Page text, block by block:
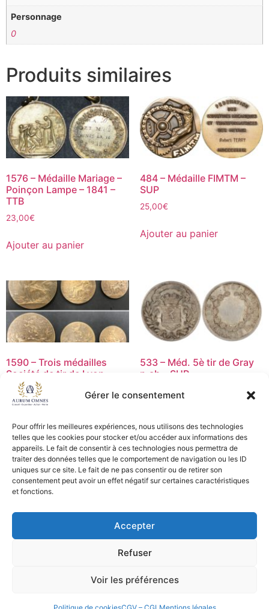
Gérer le consentement
Pour offrir les meilleures expériences, nous utilisons des technologies
telles que les cookies pour stocker et/ou accéder aux informations des
appareils. Le fait de consentir à ces technologies nous permettra de
traiter des données telles que le comportement de navigation ou les ID
uniques sur ce site. Le fait de ne pas consentir ou de retirer son
consentement peut avoir un effet négatif sur certaines caractéristiques
et fonctions.
Accepter
Refuser
Voir les préférences
Personnage
0
Produits similaires
1576 – Médaille Mariage –
Poinçon Lampe – 1841 –
TTB
23,00€
Ajouter au panier
484 – Médaille FIMTM –
SUP
25,00€
Ajouter au panier
1590 – Trois médailles
Société de tir de Lyon –
TTB
38,50€
Lire la suite
533 – Méd. 5è tir de Gray
p.ab – SUP
45,00
CGV - CGL
Copyright © 2026 Aurum Omnes